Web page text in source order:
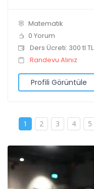
Matematik
0 Yorum
Ders Ücreti: 300 tl TL
Randevu Alınız
Profili Görüntüle
1 2 3 4 5